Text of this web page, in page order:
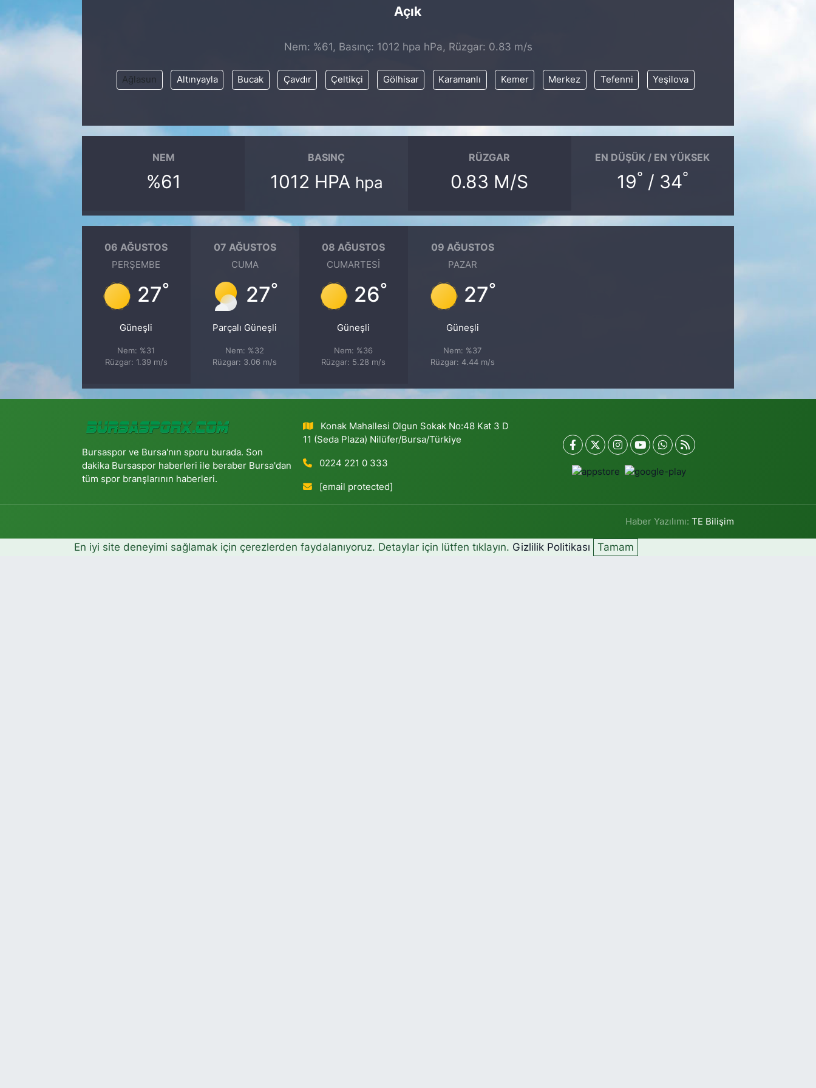
Açık
Nem: %61, Basınç: 1012 hpa hPa, Rüzgar: 0.83 m/s
Ağlasun Altınyayla Bucak Çavdır Çeltikçi Gölhisar Karamanlı Kemer Merkez Tefenni Yeşilova
NEM
%61
BASINÇ
1012 HPA hpa
RÜZGAR
0.83 M/S
EN DÜŞÜK / EN YÜKSEK
19° / 34°
06 AĞUSTOS
PERŞEMBE
27°
Güneşli
Nem: %31
Rüzgar: 1.39 m/s
07 AĞUSTOS
CUMA
27°
Parçalı Güneşli
Nem: %32
Rüzgar: 3.06 m/s
08 AĞUSTOS
CUMARTESI
26°
Güneşli
Nem: %36
Rüzgar: 5.28 m/s
09 AĞUSTOS
PAZAR
27°
Güneşli
Nem: %37
Rüzgar: 4.44 m/s
Bursaspor ve Bursa'nın sporu burada. Son
dakika Bursaspor haberleri ile beraber Bursa'dan
tüm spor branşlarının haberleri.
Konak Mahallesi Olgun Sokak No:48 Kat 3 D
11 (Seda Plaza) Nilüfer/Bursa/Türkiye
0224 221 0 333
[email protected]
Haber Yazılımı:TE Bilişim
En iyi site deneyimi sağlamak için çerezlerden faydalanıyoruz. Detaylar için lütfen tıklayın. Gizlilik Politikası Tamam